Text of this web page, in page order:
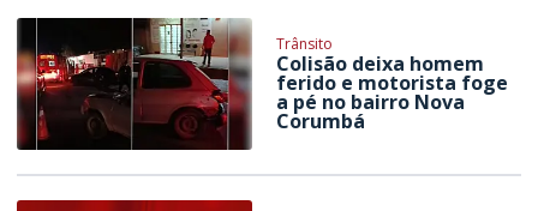
Trânsito
Colisão deixa homem
ferido e motorista foge
a pé no bairro Nova
Corumbá